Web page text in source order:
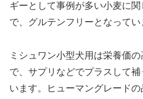
ギーとして事例が多い小麦に
で、グルテンフリーとなってい
ミシュワン小型犬用は栄養価
で、サプリなどでプラスして
います。ヒューマングレード